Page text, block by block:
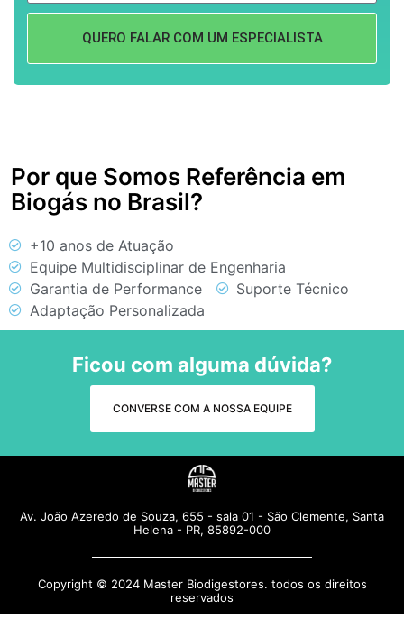
QUERO FALAR COM UM ESPECIALISTA
Por que Somos Referência em
Biogás no Brasil?
+10 anos de Atuação
Equipe Multidisciplinar de Engenharia
Garantia de Performance
Suporte Técnico
Adaptação Personalizada
Ficou com alguma dúvida?
CONVERSE COM A NOSSA EQUIPE
Av. João Azeredo de Souza, 655 - sala 01 - São Clemente, Santa
Helena - PR, 85892-000
Copyright © 2024 Master Biodigestores. todos os direitos
reservados